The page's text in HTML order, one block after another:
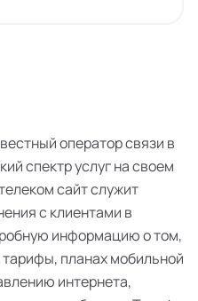
оператор связи в
спектр услуг на своем
сайт служит
с клиентами в
информацию о том,
планах мобильной
интернета,